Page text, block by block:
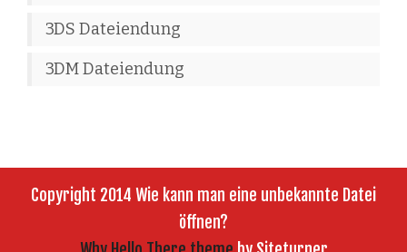
3DS Dateiendung
3DM Dateiendung
Copyright 2014 Wie kann man eine unbekannte Datei
öffnen?